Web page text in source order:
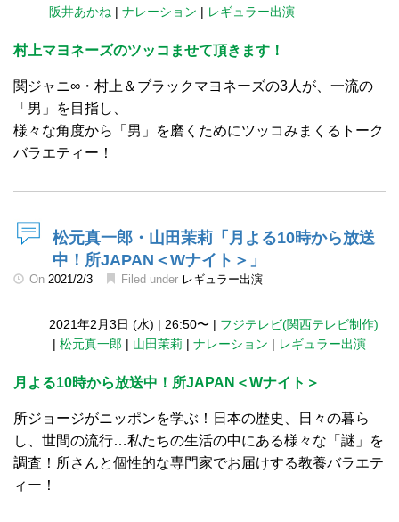
阪井あかね | ナレーション | レギュラー出演
村上マヨネーズのツッコませて頂きます！
関ジャニ∞・村上＆ブラックマヨネーズの3人が、一流の
「男」を目指し、
様々な角度から「男」を磨くためにツッコみまくるトーク
バラエティー！
松元真一郎・山田茉莉「月よる10時から放送
中！所JAPAN＜Wナイト＞」
On 2021/2/3 Filed under レギュラー出演
2021年2月3日 (水) | 26:50〜 | フジテレビ(関西テレビ制作)
| 松元真一郎 | 山田茉莉 | ナレーション | レギュラー出演
月よる10時から放送中！所JAPAN＜Wナイト＞
所ジョージがニッポンを学ぶ！日本の歴史、日々の暮ら
し、世間の流行…私たちの生活の中にある様々な「謎」を
調査！所さんと個性的な専門家でお届けする教養バラエテ
ィー！